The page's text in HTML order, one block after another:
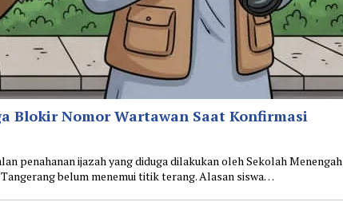
Blokir Nomor Wartawan Saat Konfirmasi
penahanan ijazah yang diduga dilakukan oleh Sekolah Menengah
belum menemui titik terang. ‎Alasan siswa…